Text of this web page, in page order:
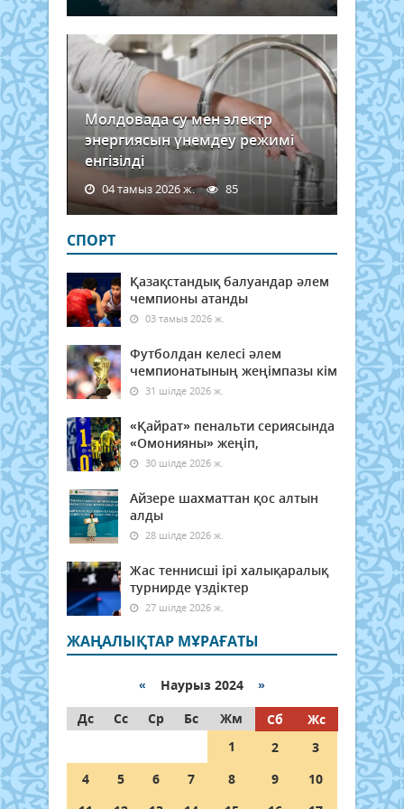
(оған
мен
Молдовада су мен электр
энергиясын үнемдеу режимі
енгізілді
04 тамыз 2026 ж. 85
СПОРТ
Қазақстандық балуандар әлем
чемпионы атанды
03 тамыз 2026 ж.
Футболдан келесі әлем
чемпионатының жеңімпазы кім
31 шілде 2026 ж.
«Қайрат» пенальти сериясында
«Омонияны» жеңіп,
30 шілде 2026 ж.
Айзере шахматтан қос алтын
алды
28 шілде 2026 ж.
Жас теннисші ірі халықаралық
турнирде үздіктер
27 шілде 2026 ж.
ЖАҢАЛЫҚТАР МҰРАҒАТЫ
« Наурыз 2024 »
Дс
Сс Ср Бс Жм Сб
Жс
1
2
3
4
5 6 7 8 9
10